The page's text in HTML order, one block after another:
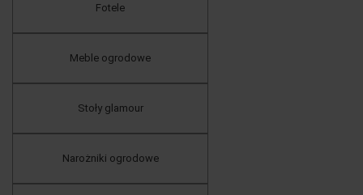
Fotele
Meble ogrodowe
Stoły glamour
Narożniki ogrodowe